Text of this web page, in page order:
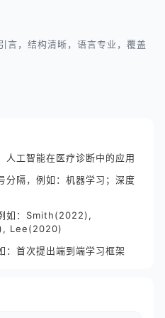
言，结构清晰，语言专业，覆盖
人工智能在医疗诊断中的应用
分隔，例如：机器学习；深度
如：Smith(2022),
Lee(2020)
：首次提出端到端学习框架